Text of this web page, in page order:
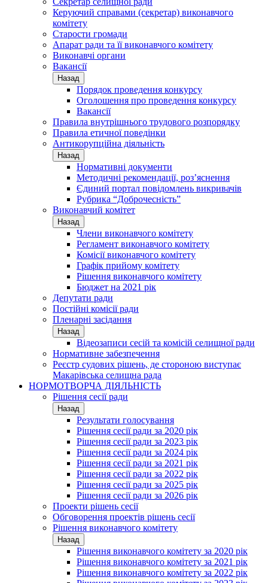
Керуючий справами (секретар) виконавчого
комітету
Старости громади
Апарат ради та її виконавчого комітету
Виконавчі органи
Вакансії
Назад
Порядок проведення конкурсу
Оголошення про проведення конкурсу
Вакансії
Правила внутрішнього трудового розпорядку
Правила етичної поведінки
Антикорупційна діяльність
Назад
Нормативні документи
Методичні рекомендації, роз’яснення
Єдиний портал повідомлень викривачів
Рубрика “Доброчесність”
Виконавчий комітет
Назад
Члени виконавчого комітету
Регламент виконавчого комітету
Комісії виконавчого комітету
Графік прийому комітету
Рішення виконавчого комітету
Бюджет на 2021 рік
Депутати ради
Постійні комісії ради
Пленарні засідання
Назад
Відеозаписи сесій та комісій селищної ради
Нормативне забезпечення
Реєстр судових рішень, де стороною виступає
Макарівська селищна рада
НОРМОТВОРЧА ДІЯЛЬНІСТЬ
Рішення сесії ради
Назад
Результати голосування
Рішення сесії ради за 2020 рік
Рішення сесії ради за 2023 рік
Рішення сесії ради за 2024 рік
Рішення сесії ради за 2021 рік
Рішення сесії ради за 2022 рік
Рішення сесії ради за 2025 рік
Рішення сесії ради за 2026 рік
Проекти рішень сесії
Обговорення проектів рішень сесії
Рішення виконавчого комітету
Назад
Рішення виконавчого комітету за 2020 рік
Рішення виконавчого комітету за 2021 рік
Рішення виконавчого комітету за 2022 рік